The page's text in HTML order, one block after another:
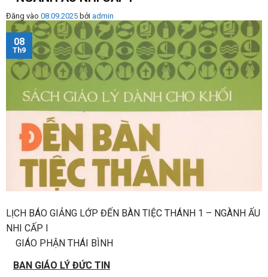
Đăng vào 08.09.2025 bởi admin
08
Th9
LỊCH BÁO GIẢNG LỚP ĐẾN BÀN TIỆC THÁNH 1 – NGÀNH ẤU
NHI CẤP I
GIÁO PHẬN THÁI BÌNH
BAN GIÁO LÝ ĐỨC TIN